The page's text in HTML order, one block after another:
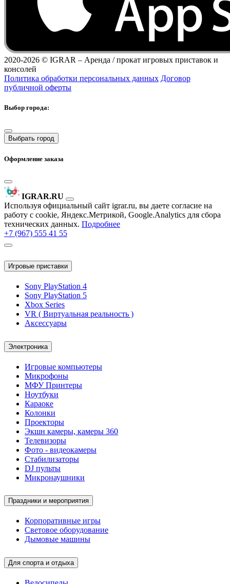
2020-2026 © IGRAR – Аренда / прокат игровых приставок и
консолей
Политика обработки персональных данных Договор
публичной оферты
Выбор города:
Выбрать город
Оформление заказа
IGRAR.RU
Используя официальный сайт igrar.ru, вы даете согласие на
работу с cookie, Яндекс.Метрикой, Google.Analytics для сбора
технических данных. Подробнее
+7 (967) 555 41 55
Игровые приставки
Sony PlayStation 4
Sony PlayStation 5
Xbox Series
VR ( Виртуальная реальность )
Аксессуары
Электроника
Игровые компьютеры
Микрофоны
МФУ Принтеры
Ноутбуки
Караоке
Колонки
Проекторы
Экшн камеры, камеры 360
Телевизоры
Фото - видеокамеры
Стабилизаторы
DJ пульты
Микронаушники
Праздники и мероприятия
Корпоративные игры
Световое оборудование
Дымовые машины
Для спорта и отдыха